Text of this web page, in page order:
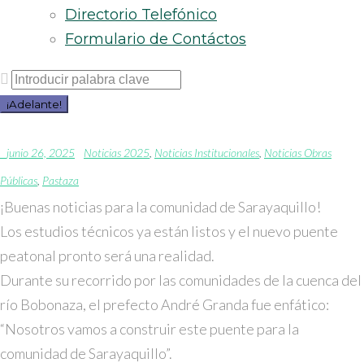
Directorio Telefónico
Formulario de Contáctos
Buscar
por:
¡Adelante!
junio 26, 2025 Noticias 2025 Noticias Institucionales Noticias Obras
Públicas Pastaza
¡Buenas noticias para la comunidad de Sarayaquillo!
Los estudios técnicos ya están listos y el nuevo puente
peatonal pronto será una realidad.
Durante su recorrido por las comunidades de la cuenca del
río Bobonaza, el prefectoAndré Grandafue enfático:
“Nosotros vamos a construir este puente para la
comunidad de Sarayaquillo”.